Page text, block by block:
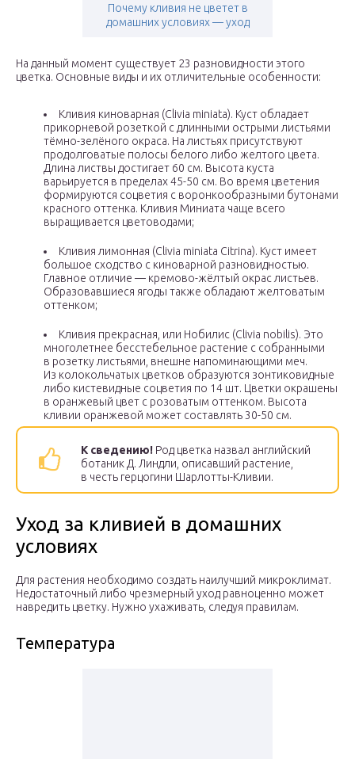
Почему кливия не цветет в
домашних условиях — уход
На данный момент существует 23 разновидности этого
цветка. Основные виды и их отличительные особенности:
Кливия киноварная (Clivia miniata). Куст обладает
прикорневой розеткой с длинными острыми листьями
тёмно-зелёного окраса. На листьях присутствуют
продолговатые полосы белого либо желтого цвета.
Длина листвы достигает 60 см. Высота куста
варьируется в пределах 45-50 см. Во время цветения
формируются соцветия с воронкообразными бутонами
красного оттенка. Кливия Миниата чаще всего
выращивается цветоводами;
Кливия лимонная (Clivia miniata Citrina). Куст имеет
большое сходство с киноварной разновидностью.
Главное отличие — кремово-жёлтый окрас листьев.
Образовавшиеся ягоды также обладают желтоватым
оттенком;
Кливия прекрасная, или Нобилис (Clivia nobilis). Это
многолетнее бесстебельное растение с собранными
в розетку листьями, внешне напоминающими меч.
Из колокольчатых цветков образуются зонтиковидные
либо кистевидные соцветия по 14 шт. Цветки окрашены
в оранжевый цвет с розоватым оттенком. Высота
кливии оранжевой может составлять 30-50 см.
К сведению! Род цветка назвал английский
ботаник Д. Линдли, описавший растение,
в честь герцогини Шарлотты-Кливии.
Уход за кливией в домашних
условиях
Для растения необходимо создать наилучший микроклимат.
Недостаточный либо чрезмерный уход равноценно может
навредить цветку. Нужно ухаживать, следуя правилам.
Температура